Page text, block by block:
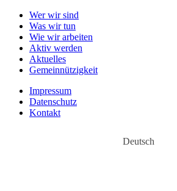
Wer wir sind
Was wir tun
Wie wir arbeiten
Aktiv werden
Aktuelles
Gemeinnützigkeit
Impressum
Datenschutz
Kontakt
Deutsch